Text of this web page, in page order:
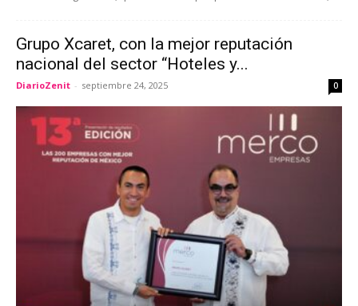
Grupo Xcaret, con la mejor reputación
nacional del sector “Hoteles y...
DiarioZenit - septiembre 24, 2025 0